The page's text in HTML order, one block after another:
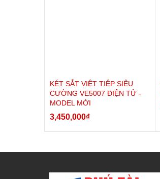
KÉT SẮT VIỆT TIỆP SIÊU
CƯỜNG VE5007 ĐIỆN TỬ -
MODEL MỚI
3,450,000₫